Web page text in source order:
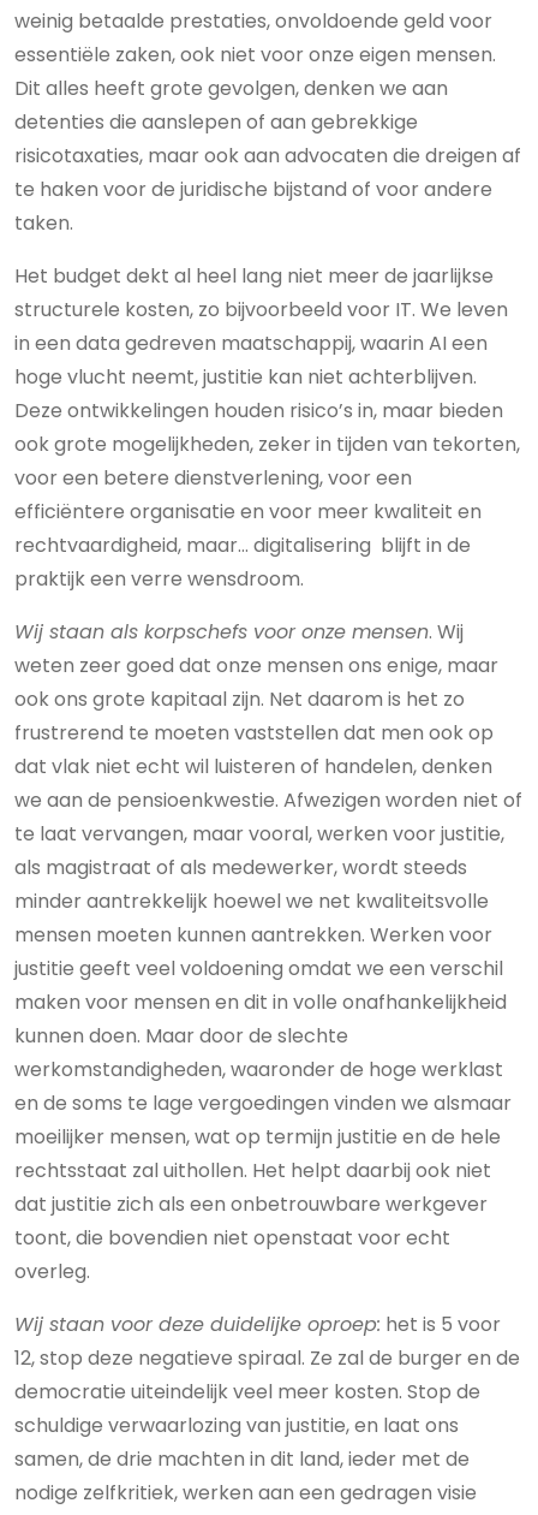
weinig betaalde prestaties, onvoldoende geld voor
essentiële zaken, ook niet voor onze eigen mensen.
Dit alles heeft grote gevolgen, denken we aan
detenties die aanslepen of aan gebrekkige
risicotaxaties, maar ook aan advocaten die dreigen af
te haken voor de juridische bijstand of voor andere
taken.
Het budget dekt al heel lang niet meer de jaarlijkse
structurele kosten, zo bijvoorbeeld voor IT. We leven
in een data gedreven maatschappij, waarin AI een
hoge vlucht neemt, justitie kan niet achterblijven.
Deze ontwikkelingen houden risico’s in, maar bieden
ook grote mogelijkheden, zeker in tijden van tekorten,
voor een betere dienstverlening, voor een
efficiëntere organisatie en voor meer kwaliteit en
rechtvaardigheid, maar… digitalisering blijft in de
praktijk een verre wensdroom.
Wij staan als korpschefs voor onze mensen. Wij
weten zeer goed dat onze mensen ons enige, maar
ook ons grote kapitaal zijn. Net daarom is het zo
frustrerend te moeten vaststellen dat men ook op
dat vlak niet echt wil luisteren of handelen, denken
we aan de pensioenkwestie. Afwezigen worden niet of
te laat vervangen, maar vooral, werken voor justitie,
als magistraat of als medewerker, wordt steeds
minder aantrekkelijk hoewel we net kwaliteitsvolle
mensen moeten kunnen aantrekken. Werken voor
justitie geeft veel voldoening omdat we een verschil
maken voor mensen en dit in volle onafhankelijkheid
kunnen doen. Maar door de slechte
werkomstandigheden, waaronder de hoge werklast
en de soms te lage vergoedingen vinden we alsmaar
moeilijker mensen, wat op termijn justitie en de hele
rechtsstaat zal uithollen. Het helpt daarbij ook niet
dat justitie zich als een onbetrouwbare werkgever
toont, die bovendien niet openstaat voor echt
overleg.
Wij staan voor deze duidelijke oproep: het is 5 voor
12, stop deze negatieve spiraal. Ze zal de burger en de
democratie uiteindelijk veel meer kosten. Stop de
schuldige verwaarlozing van justitie, en laat ons
samen, de drie machten in dit land, ieder met de
nodige zelfkritiek, werken aan een gedragen visie